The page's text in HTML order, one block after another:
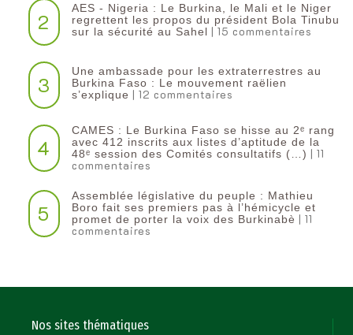
2
AES - Nigeria : Le Burkina, le Mali et le Niger
regrettent les propos du président Bola Tinubu
sur la sécurité au Sahel | 15 commentaires
3
Une ambassade pour les extraterrestres au
Burkina Faso : Le mouvement raëlien
s’explique | 12 commentaires
4
CAMES : Le Burkina Faso se hisse au 2ᵉ rang
avec 412 inscrits aux listes d’aptitude de la
48ᵉ session des Comités consultatifs (…) | 11
commentaires
5
Assemblée législative du peuple : Mathieu
Boro fait ses premiers pas à l’hémicycle et
promet de porter la voix des Burkinabè | 11
commentaires
Nos sites thématiques